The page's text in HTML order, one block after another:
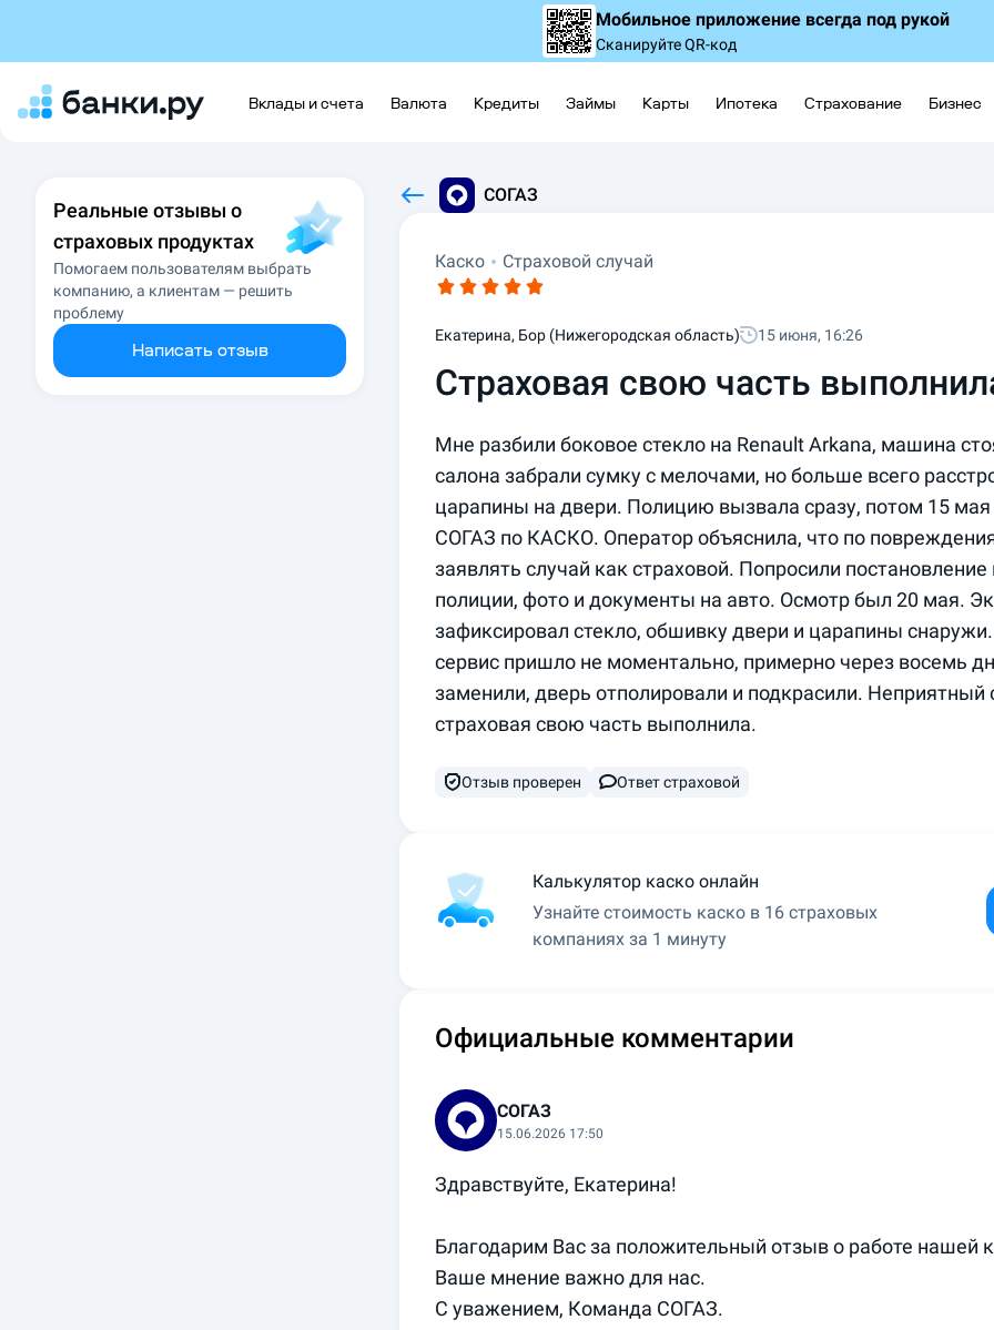
Мобильное приложение всегда под рукой
Сканируйте QR-код
Вклады и счета Валюта Кредиты Займы Карты Ипотека Страхование Бизнес
Реальные отзывы о
страховых продуктах
Помогаем пользователям выбрать
компанию, а клиентам — решить
проблему
Написать отзыв
СОГАЗ
Каско Страховой случай
Екатерина, Бор (Нижегородская область) 15 июня, 16:26
Страховая свою часть
Мне разбили боковое стекло на Renault Arkana, машина
салона забрали сумку с мелочами, но больше всего
царапины на двери. Полицию вызвала сразу, потом 15 мая
СОГАЗ по КАСКО. Оператор объяснила, что по
заявлять случай как страховой. Попросили постановление
полиции, фото и документы на авто. Осмотр был 20 мая.
зафиксировал стекло, обшивку двери и царапины
сервис пришло не моментально, примерно через восемь
заменили, дверь отполировали и подкрасили. Неприятный
страховая свою часть выполнила.
Отзыв проверен Ответ страховой
Калькулятор каско онлайн
Узнайте стоимость каско в 16 страховых
компаниях за 1 минуту
Официальные комментарии
СОГАЗ
15.06.2026 17:50
Здравствуйте, Екатерина!
Благодарим Вас за положительный отзыв о работе нашей
Ваше мнение важно для нас.